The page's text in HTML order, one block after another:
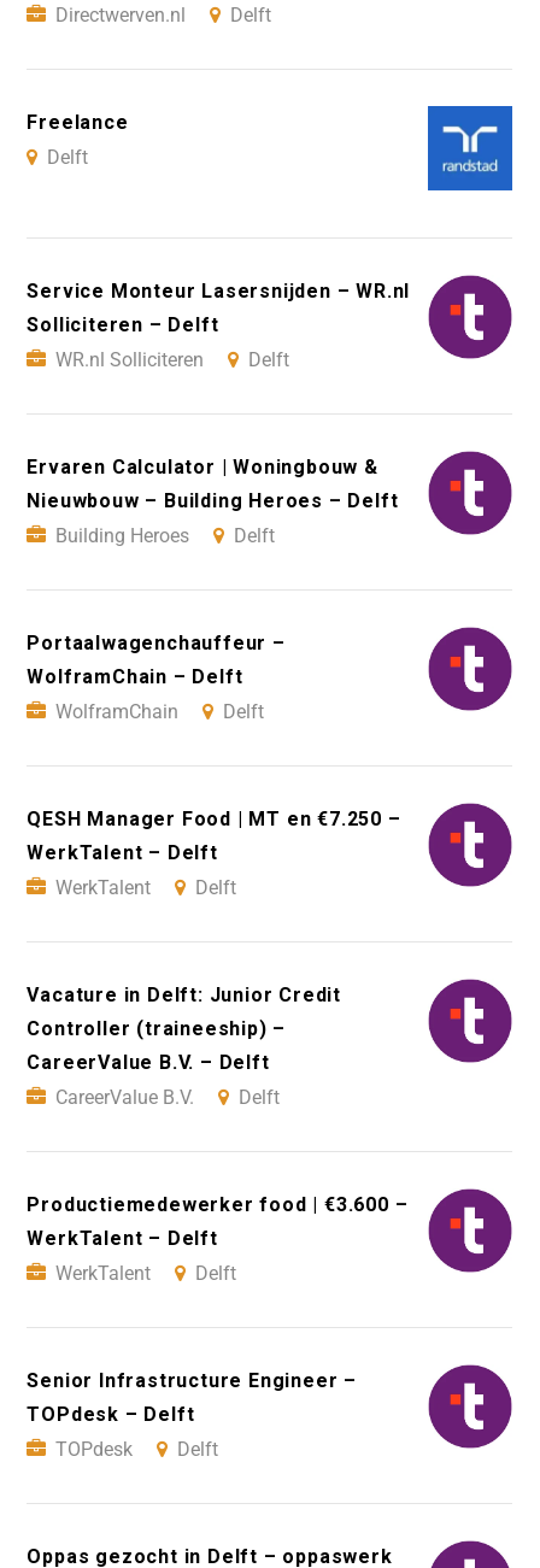
Directwerven.nl
Delft
Freelance
Delft
Service Monteur Lasersnijden – WR.nl
Solliciteren – Delft
WR.nl Solliciteren
Delft
Ervaren Calculator | Woningbouw &
Nieuwbouw – Building Heroes – Delft
Building Heroes
Delft
Portaalwagenchauffeur –
WolframChain – Delft
WolframChain
Delft
QESH Manager Food | MT en €7.250 –
WerkTalent – Delft
WerkTalent
Delft
Vacature in Delft: Junior Credit
Controller (traineeship) –
CareerValue B.V. – Delft
CareerValue B.V.
Delft
Productiemedewerker food | €3.600 –
WerkTalent – Delft
WerkTalent
Delft
Senior Infrastructure Engineer –
TOPdesk – Delft
TOPdesk
Delft
Oppas gezocht in Delft – oppaswerk